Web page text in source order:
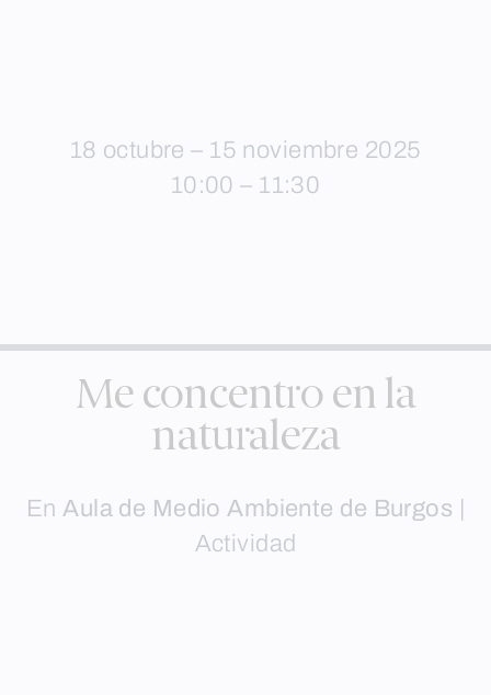
18 octubre – 15 noviembre 2025
10:00 – 11:30
Me concentro en la
naturaleza
En Aula de Medio Ambiente de Burgos
Actividad